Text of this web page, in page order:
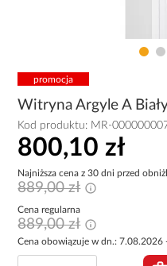
promocja
Witryna Argyle A
Kod produktu: MR-
800,10 zł
Najniższa cena z 30 dni przed
889,00 zł
Cena regularna
889,00 zł
Cena obowiązuje w dn.: 7.08.2026